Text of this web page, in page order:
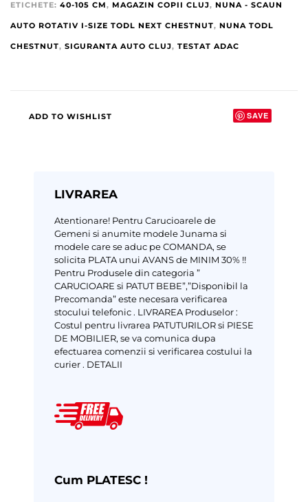
ETICHETE: 40-105 CM, MAGAZIN COPII CLUJ, NUNA - SCAUN
AUTO ROTATIV I-SIZE TODL NEXT CHESTNUT, NUNA TODL
CHESTNUT, SIGURANTA AUTO CLUJ, TESTAT ADAC
ADD TO WISHLIST SAVE
LIVRAREA
Atentionare! Pentru Carucioarele de
Gemeni si anumite modele Junama si
modele care se aduc pe COMANDA, se
solicita PLATA unui AVANS de MINIM 30% !!
Pentru Produsele din categoria ”
CARUCIOARE si PATUT BEBE”,”Disponibil la
Precomanda” este necesara verificarea
stocului telefonic . LIVRAREA Produselor :
Costul pentru livrarea PATUTURILOR si PIESE
DE MOBILIER, se va comunica dupa
efectuarea comenzii si verificarea costului la
curier . DETALII
Cum PLATESC !